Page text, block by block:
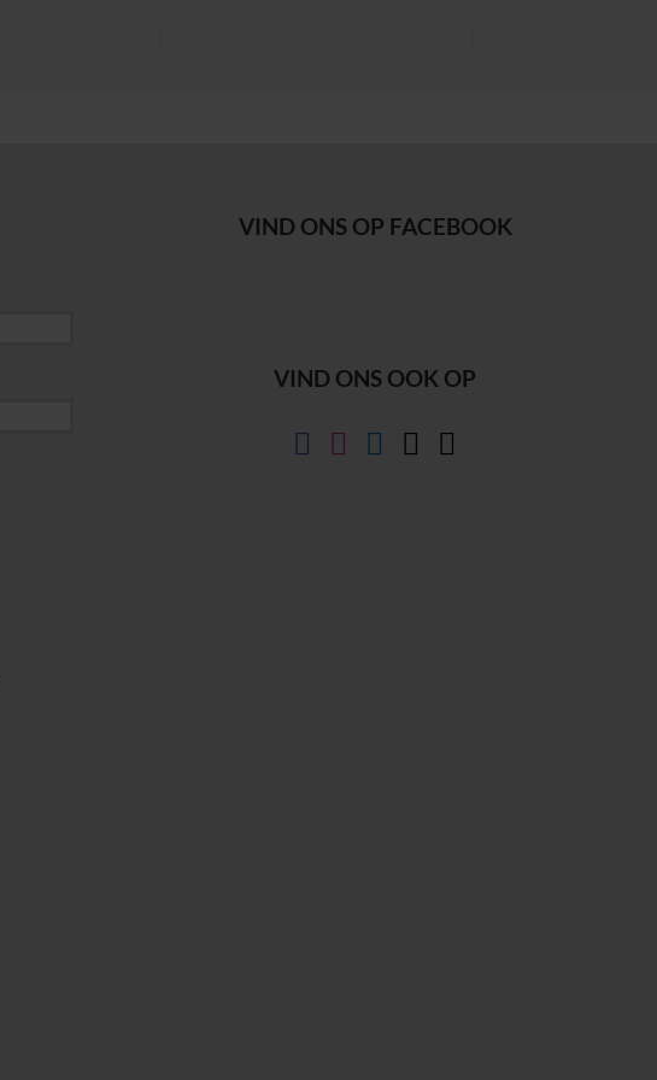
VIND ONS OP FACEBOOK
VIND ONS OOK OP